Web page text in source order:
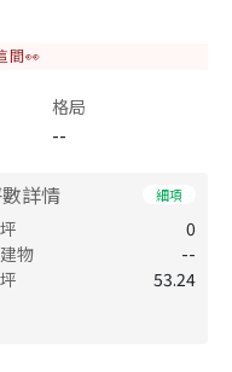
間👀
格局
--
詳情 細項
0
物
--
53.24